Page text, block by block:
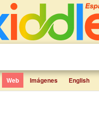
Web Imágenes English